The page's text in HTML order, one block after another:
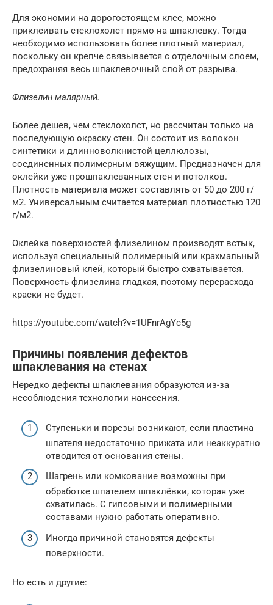
Для экономии на дорогостоящем клее, можно
приклеивать стеклохолст прямо на шпаклевку. Тогда
необходимо использовать более плотный материал,
поскольку он крепче связывается с отделочным слоем,
предохраняя весь шпаклевочный слой от разрыва.
Флизелин малярный.
Более дешев, чем стеклохолст, но рассчитан только на
последующую окраску стен. Он состоит из волокон
синтетики и длинноволкнистой целлюлозы,
соединенных полимерным вяжущим. Предназначен для
оклейки уже прошпаклеванных стен и потолков.
Плотность материала может составлять от 50 до 200 г/
м2. Универсальным считается материал плотностью 120
г/м2.
Оклейка поверхностей флизелином производят встык,
используя специальный полимерный или крахмальный
флизелиновый клей, который быстро схватывается.
Поверхность флизелина гладкая, поэтому перерасхода
краски не будет.
https://youtube.com/watch?v=1UFnrAgYc5g
Причины появления дефектов
шпаклевания на стенах
Нередко дефекты шпаклевания образуются из-за
несоблюдения технологии нанесения.
Ступеньки и порезы возникают, если пластина
шпателя недостаточно прижата или неаккуратно
отводится от основания стены.
Шагрень или комкование возможны при
обработке шпателем шпаклёвки, которая уже
схватилась. С гипсовыми и полимерными
составами нужно работать оперативно.
Иногда причиной становятся дефекты
поверхности.
Но есть и другие: